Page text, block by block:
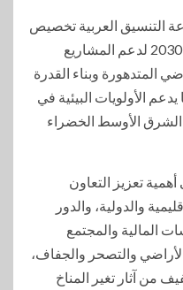
التنسيق العربية تخصيص
12 مليار دولار أمريكي بحلول عام 2030 لدعم المشاريع
المتدهورة وبناء القدرة
الأولويات البيئية في
الشرق الأوسط الخضراء
تعزيز التعاون
والدولية، والدور
المالية والمجتمع
والتصحر والجفاف،
من آثار تغير المناخ